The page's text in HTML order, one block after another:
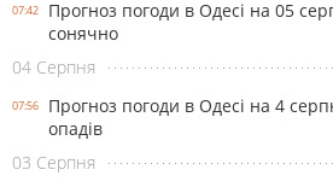
07:42
Прогноз погоди в Одесі на 05
сонячно
04 Серпня
07:56
Прогноз погоди в Одесі на 4
опадів
03 Серпня